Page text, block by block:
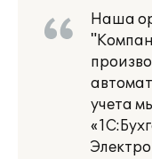
Наша
учета